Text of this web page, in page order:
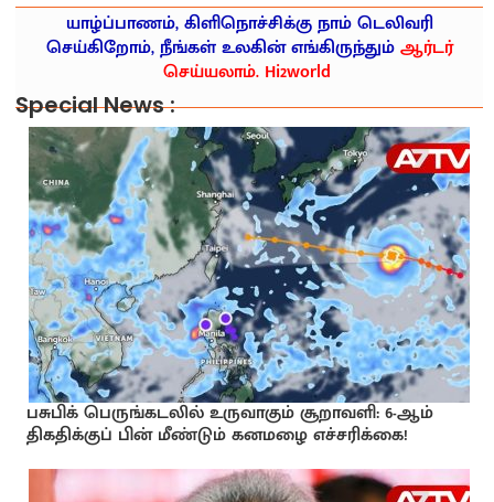
யாழ்ப்பாணம், கிளிநொச்சிக்கு நாம் டெலிவரி
செய்கிறோம், நீங்கள் உலகின் எங்கிருந்தும்ஆர்டர்
செய்யலாம். Hi2world
Special News :
பசுபிக் பெருங்கடலில் உருவாகும் சூறாவளி: 6-ஆம்
திகதிக்குப் பின் மீண்டும் கனமழை எச்சரிக்கை!